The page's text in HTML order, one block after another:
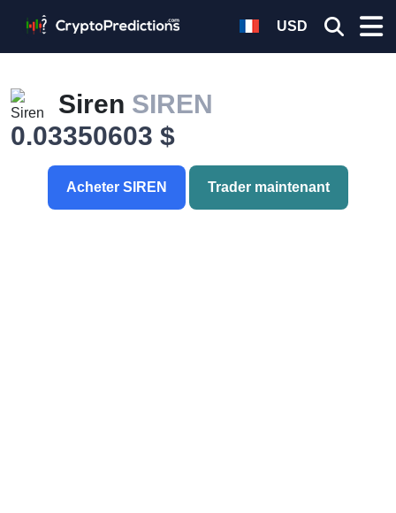
USD
Siren SIREN
0.03350603 $
Acheter SIREN Trader maintenant